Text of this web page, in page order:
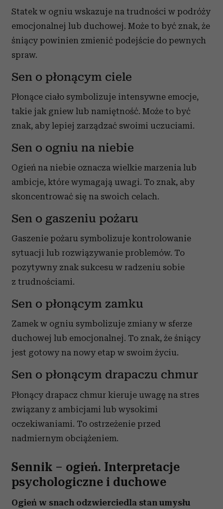
Statek w ogniu wskazuje na trudności w podróży
emocjonalnej lub duchowej. Może to być znak, że
śniący powinien zmienić podejście do pewnych
spraw.
Sen o płonącym ciele
Płonące ciało symbolizuje intensywne emocje,
takie jak gniew lub namiętność. Może to być
znak, aby lepiej zarządzać swoimi uczuciami.
Sen o ogniu na niebie
Ogień na niebie oznacza wielkie marzenia lub
ambicje, które wymagają uwagi. To znak, aby
skoncentrować się na swoich celach.
Sen o gaszeniu pożaru
Gaszenie pożaru symbolizuje kontrolowanie
sytuacji lub rozwiązywanie problemów. To
pozytywny znak sukcesu w radzeniu sobie
z trudnościami.
Sen o płonącym zamku
Zamek w ogniu symbolizuje zmiany w sferze
duchowej lub emocjonalnej. To znak, że śniący
jest gotowy na nowy etap w swoim życiu.
Sen o płonącym drapaczu chmur
Płonący drapacz chmur kieruje uwagę na stres
związany z ambicjami lub wysokimi
oczekiwaniami. To ostrzeżenie przed
nadmiernym obciążeniem.
Sennik – ogień. Interpretacje
psychologiczne i duchowe
Ogień w snach odzwierciedla stan umysłu